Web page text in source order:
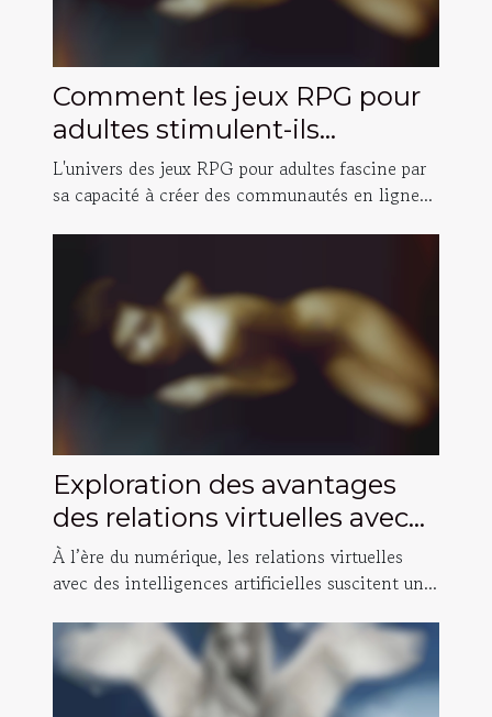
Comment les jeux RPG pour
adultes stimulent-ils
l'interaction sociale en ligne ?
L'univers des jeux RPG pour adultes fascine par
sa capacité à créer des communautés en ligne...
Exploration des avantages
des relations virtuelles avec
des intelligences artificielles
À l’ère du numérique, les relations virtuelles
avec des intelligences artificielles suscitent un...